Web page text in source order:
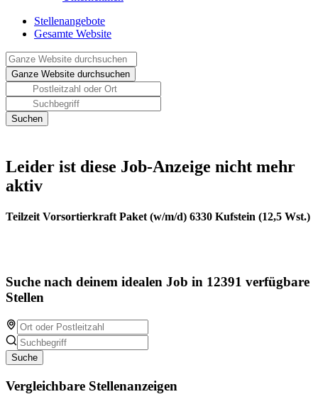
Stellenangebote
Gesamte Website
Leider ist diese Job-Anzeige nicht mehr
aktiv
Teilzeit Vorsortierkraft Paket (w/m/d) 6330 Kufstein (12,5 Wst.)
Suche nach deinem idealen Job in 12391 verfügbare
Stellen
Suche
Vergleichbare Stellenanzeigen